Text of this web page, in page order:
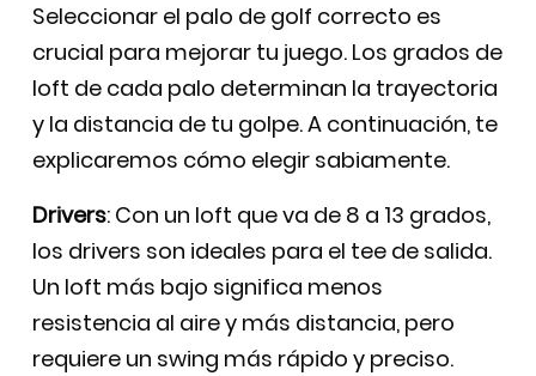
Seleccionar el palo de golf correcto es
crucial para mejorar tu juego. Los grados de
loft de cada palo determinan la trayectoria
y la distancia de tu golpe. A continuación, te
explicaremos cómo elegir sabiamente.
Drivers: Con un loft que va de 8 a 13 grados,
los drivers son ideales para el tee de salida.
Un loft más bajo significa menos
resistencia al aire y más distancia, pero
requiere un swing más rápido y preciso.